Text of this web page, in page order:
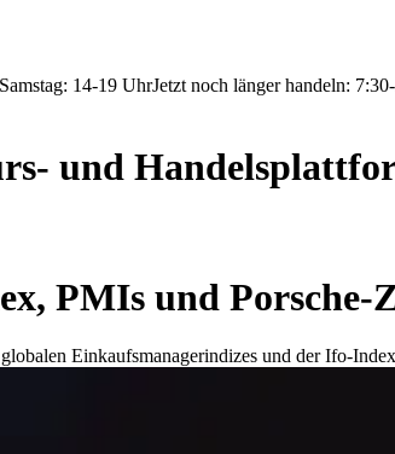
14-19 UhrJetzt noch länger handeln:
und
PMIs und Porsche-
Einkaufsmanagerindizes und der Ifo-